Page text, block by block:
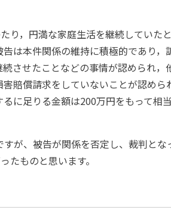
，円満な家庭生活を継続していた
は本件関係の維持に積極的であり，
させたことなどの事情が認められ
賠償請求をしていないことが認めら
に足りる金額は200万円をもって相
が、被告が関係を否定し、裁判とな
たものと思います。